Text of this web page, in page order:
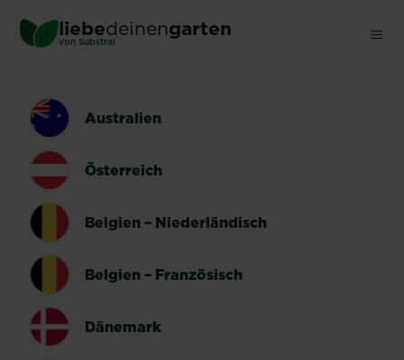
main
liebedeinengarten
von Substral ®
Australien
Österreich
Belgien – Niederländisch
Belgien – Französisch
Dänemark